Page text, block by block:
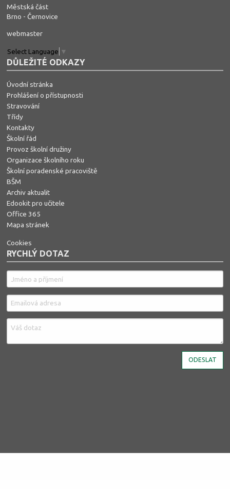
Městská část
Brno - Černovice
webmaster
Select Language ▼
DŮLEŽITÉ ODKAZY
Úvodní stránka
Prohlášení o přístupnosti
Stravování
Třídy
Kontakty
Školní řád
Provoz školní družiny
Organizace školního roku
Školní poradenské pracoviště
BŠM
Archiv aktualit
Edookit pro učitele
Office 365
Mapa stránek
Cookies
RYCHLÝ DOTAZ